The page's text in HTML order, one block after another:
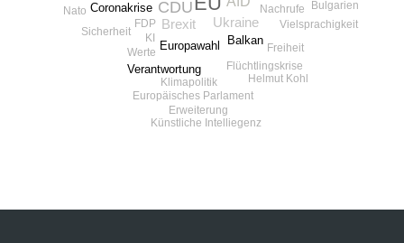
CDU
Ukraine
Brexit
Europawahl Balkan
Coronakrise
Verantwortung
FDP
Flüchtlingskrise
Werte
Klimapolitik
Nachrufe
Europäisches Parlament
Helmut Kohl
Sicherheit
Vielsprachigkeit
Bulgarien
Erweiterung
Freiheit
KI
Künstliche Intelliegenz
Nato